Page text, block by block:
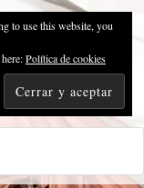
I do best isn't very
to use this website, you
Política de cookies